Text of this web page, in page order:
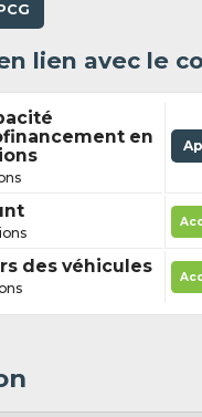
lien avec le
en
des véhicules